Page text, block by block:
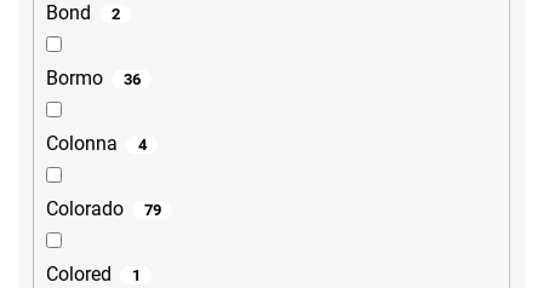
Bond 2
Bormo 36
Colonna 4
Colorado 79
Colored 1